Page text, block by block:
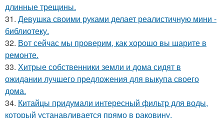
длинные трещины.
31. Девушка своими руками делает реалистичную мини -
библиотеку.
32. Вот сейчас мы проверим, как хорошо вы шарите в
ремонте.
33. Хитрые собственники земли и дома сидят в
ожидании лучшего предложения для выкупа своего
дома.
34. Китайцы придумали интересный фильтр для воды,
который устанавливается прямо в раковину.